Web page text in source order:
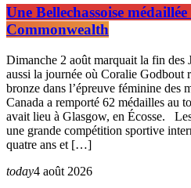
Une Bellechassoise
Commonwealth
Dimanche 2 août marquait la fin des
aussi la journée où Coralie Godbout
bronze dans l’épreuve féminine
Canada a remporté 62 médailles au
avait lieu à Glasgow, en Écosse.
une grande compétition sportive
quatre ans et […]
today4 août 2026